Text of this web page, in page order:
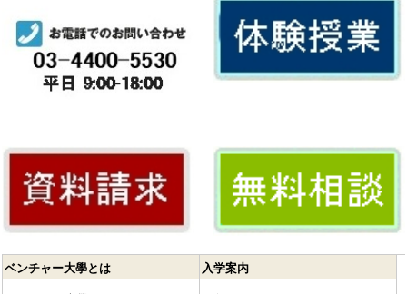
ベンチャー大學とは 入学案内